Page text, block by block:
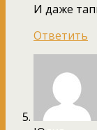
И даже
Ответить